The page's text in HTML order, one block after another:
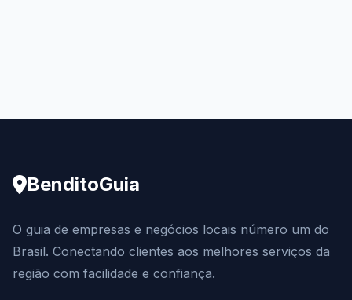
BenditoGuia
O guia de empresas e negócios locais número um do
Brasil. Conectando clientes aos melhores serviços da
região com facilidade e confiança.